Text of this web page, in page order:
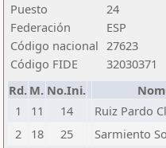
Puesto
24
Federación
ESP
Código nacional 27623
Código FIDE
32030371
Rd. M. No.Ini.
1
11 14 Ruiz Pardo
2
18 25 Sarmiento